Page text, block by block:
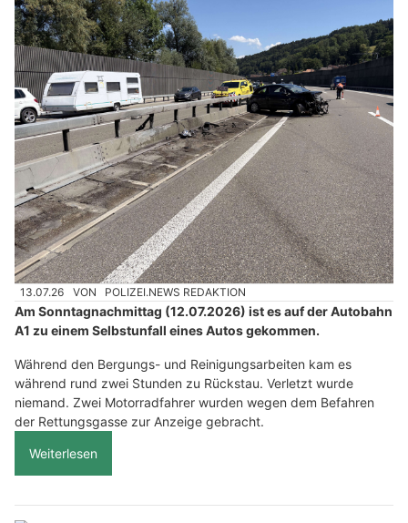
13.07.26 VON POLIZEI.NEWS REDAKTION
Am Sonntagnachmittag (12.07.2026) ist es auf der Autobahn
A1 zu einem Selbstunfall eines Autos gekommen.
Während den Bergungs- und Reinigungsarbeiten kam es
während rund zwei Stunden zu Rückstau. Verletzt wurde
niemand. Zwei Motorradfahrer wurden wegen dem Befahren
der Rettungsgasse zur Anzeige gebracht.
Weiterlesen